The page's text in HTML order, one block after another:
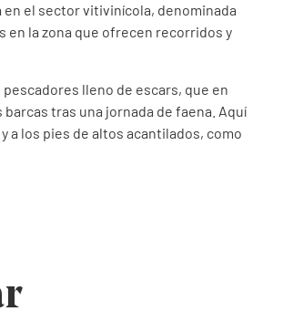
el sector vitivinícola, denominada
en la zona que ofrecen recorridos y
lleno de escars, que en
tras una jornada de faena. Aquí
a los pies de altos acantilados, como